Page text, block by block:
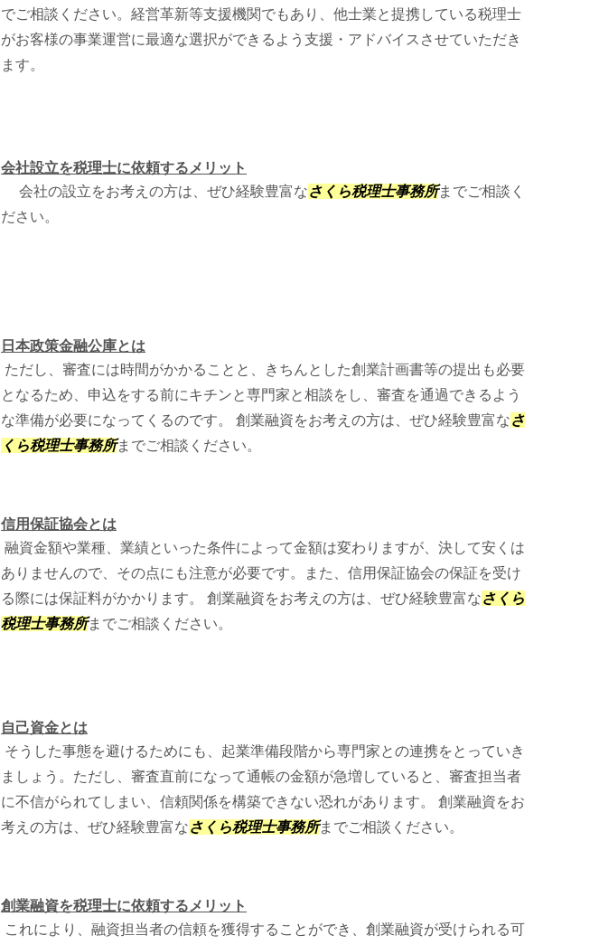
でご相談ください。経営革新等支援機関でもあり、他士業と提携している税理士
がお客様の事業運営に最適な選択ができるよう支援・アドバイスさせていただき
ます。
会社設立を税理士に依頼するメリット
会社の設立をお考えの方は、ぜひ経験豊富なさくら税理士事務所までご相談く
ださい。
日本政策金融公庫とは
ただし、審査には時間がかかることと、きちんとした創業計画書等の提出も必要
となるため、申込をする前にキチンと専門家と相談をし、審査を通過できるよう
な準備が必要になってくるのです。 創業融資をお考えの方は、ぜひ経験豊富なさ
くら税理士事務所までご相談ください。
信用保証協会とは
融資金額や業種、業績といった条件によって金額は変わりますが、決して安くは
ありませんので、その点にも注意が必要です。また、信用保証協会の保証を受け
る際には保証料がかかります。 創業融資をお考えの方は、ぜひ経験豊富なさくら
税理士事務所までご相談ください。
自己資金とは
そうした事態を避けるためにも、起業準備段階から専門家との連携をとっていき
ましょう。ただし、審査直前になって通帳の金額が急増していると、審査担当者
に不信がられてしまい、信頼関係を構築できない恐れがあります。 創業融資をお
考えの方は、ぜひ経験豊富なさくら税理士事務所までご相談ください。
創業融資を税理士に依頼するメリット
これにより、融資担当者の信頼を獲得することができ、創業融資が受けられる可